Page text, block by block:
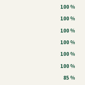
100 %
100 %
100 %
100 %
100 %
100 %
85 %